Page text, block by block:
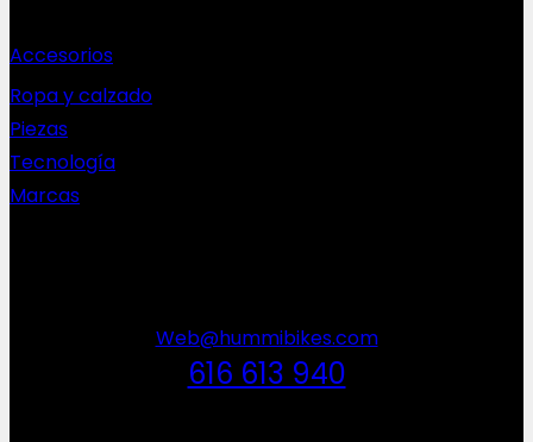
Accesorios
Ropa y calzado
Piezas
Tecnología
Marcas
Web@hummibikes.com
616 613 940